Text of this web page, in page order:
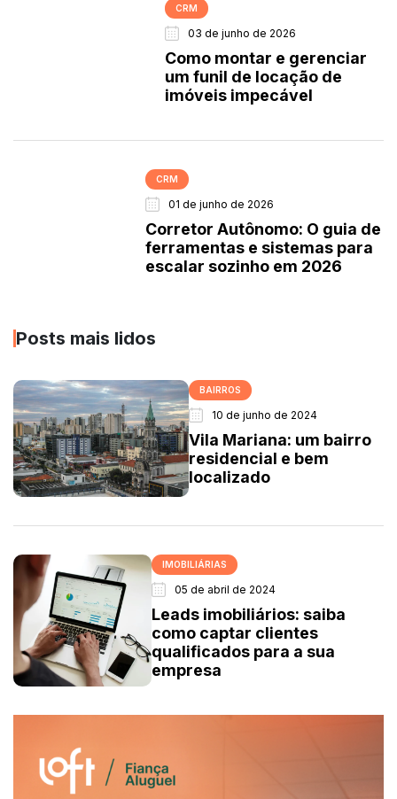
CRM
03 de junho de 2026
Como montar e gerenciar
um funil de locação de
imóveis impecável
CRM
01 de junho de 2026
Corretor Autônomo: O guia de
ferramentas e sistemas para
escalar sozinho em 2026
Posts mais lidos
BAIRROS
10 de junho de 2024
Vila Mariana: um bairro
residencial e bem
localizado
IMOBILIÁRIAS
05 de abril de 2024
Leads imobiliários: saiba
como captar clientes
qualificados para a sua
empresa